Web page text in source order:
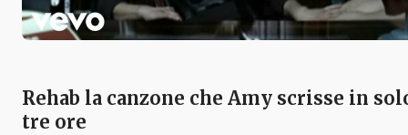
Rehab la canzone che Amy scrisse in
tre ore